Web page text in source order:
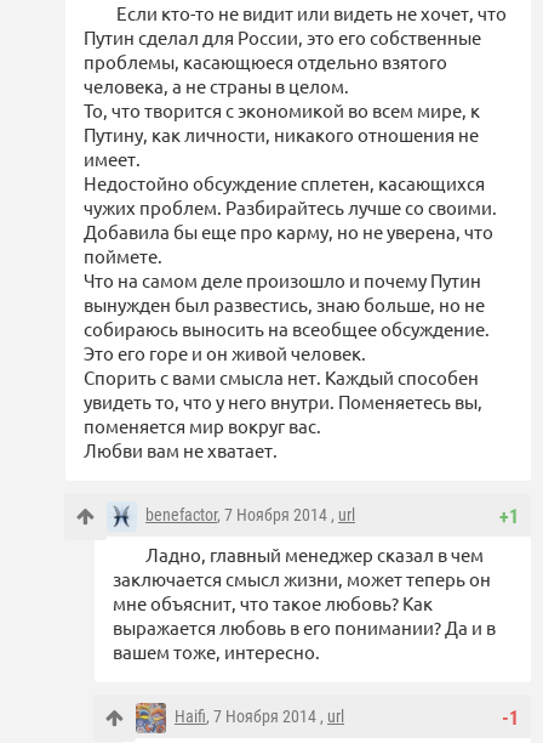
Если кто-то не видит или видеть не хочет, что
Путин сделал для России, это его собственные
проблемы, касающюеся отдельно взятого
человека, а не страны в целом.
То, что творится с экономикой во всем мире, к
Путину, как личности, никакого отношения не
имеет.
Недостойно обсуждение сплетен, касающихся
чужих проблем. Разбирайтесь лучше со своими.
Добавила бы еще про карму, но не уверена, что
поймете.
Что на самом деле произошло и почему Путин
вынужден был развестись, знаю больше, но не
собираюсь выносить на всеобщее обсуждение.
Это его горе и он живой человек.
Спорить с вами смысла нет. Каждый способен
увидеть то, что у него внутри. Поменяетесь вы,
поменяется мир вокруг вас.
Любви вам не хватает.
+1
benefactor, 7 Ноября 2014 , url
Ладно, главный менеджер сказал в чем
заключается смысл жизни, может теперь он
мне объяснит, что такое любовь? Как
выражается любовь в его понимании? Да и в
вашем тоже, интересно.
-1
Haifi, 7 Ноября 2014 , url